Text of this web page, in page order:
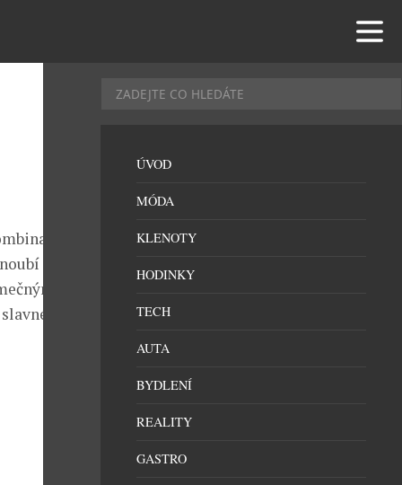
to, co
ÚVOD
MÓDA
KLENOTY
HODINKY
TECH
AUTA
BYDLENÍ
REALITY
GASTRO